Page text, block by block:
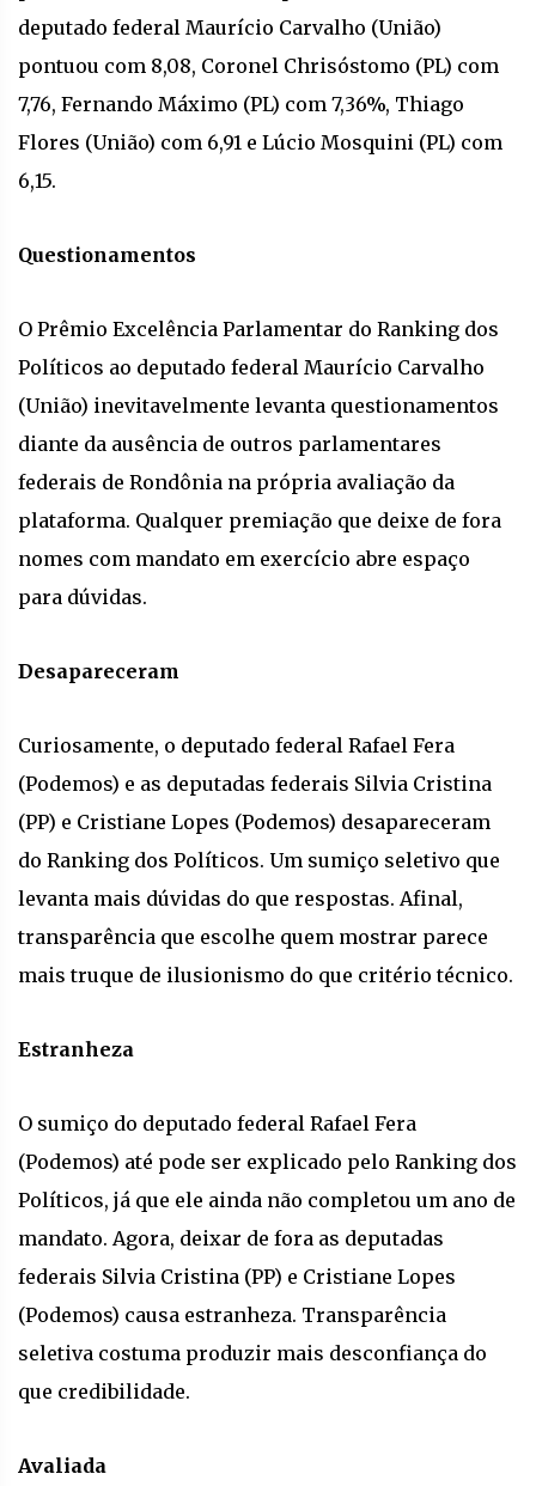
deputado federal Maurício Carvalho (União)
pontuou com 8,08, Coronel Chrisóstomo (PL) com
7,76, Fernando Máximo (PL) com 7,36%, Thiago
Flores (União) com 6,91 e Lúcio Mosquini (PL) com
6,15.
Questionamentos
O Prêmio Excelência Parlamentar do Ranking dos
Políticos ao deputado federal Maurício Carvalho
(União) inevitavelmente levanta questionamentos
diante da ausência de outros parlamentares
federais de Rondônia na própria avaliação da
plataforma. Qualquer premiação que deixe de fora
nomes com mandato em exercício abre espaço
para dúvidas.
Desapareceram
Curiosamente, o deputado federal Rafael Fera
(Podemos) e as deputadas federais Silvia Cristina
(PP) e Cristiane Lopes (Podemos) desapareceram
do Ranking dos Políticos. Um sumiço seletivo que
levanta mais dúvidas do que respostas. Afinal,
transparência que escolhe quem mostrar parece
mais truque de ilusionismo do que critério técnico.
Estranheza
O sumiço do deputado federal Rafael Fera
(Podemos) até pode ser explicado pelo Ranking dos
Políticos, já que ele ainda não completou um ano de
mandato. Agora, deixar de fora as deputadas
federais Silvia Cristina (PP) e Cristiane Lopes
(Podemos) causa estranheza. Transparência
seletiva costuma produzir mais desconfiança do
que credibilidade.
Avaliada